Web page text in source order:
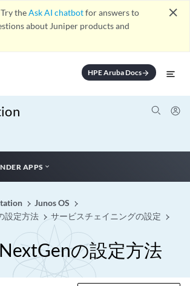
Try theAsk AI chatbotfor answers to
about Juniper products and
close
HPE Aruba Docsarrow_forward
APPS
Junos OS
設定方法
サービスチェイニングの設定
の設定方法